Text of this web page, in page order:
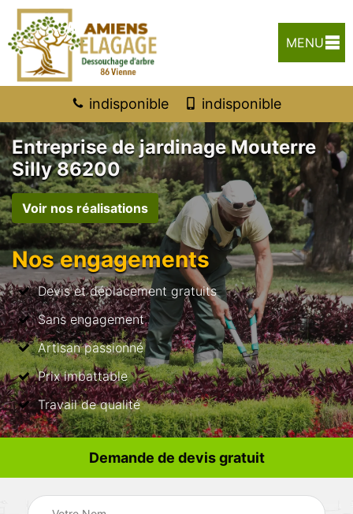
MENU
indisponible indisponible
Entreprise de jardinage Mouterre
Silly 86200
Voir nos réalisations
Nos engagements
Devis et déplacement gratuits
Sans engagement
Artisan passionné
Prix imbattable
Travail de qualité
Demande de devis gratuit